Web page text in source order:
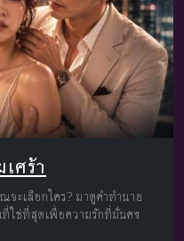
ศร้า
ะเลือกใคร? มาดูคำทำนาย
ใช่ที่สุดเพื่อความรักที่มั่นคง